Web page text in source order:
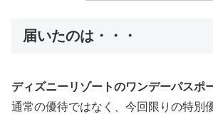
届いたのは・・・
ディズニーリゾートのワンデーパスポ
通常の優待ではなく、今回限りの特別